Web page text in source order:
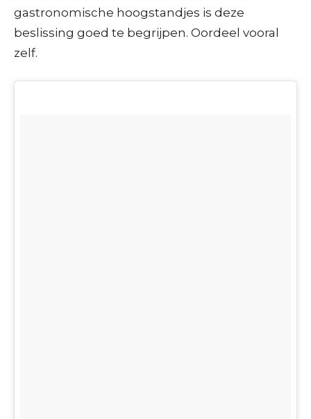
gastronomische hoogstandjes is deze
beslissing goed te begrijpen. Oordeel vooral
zelf.